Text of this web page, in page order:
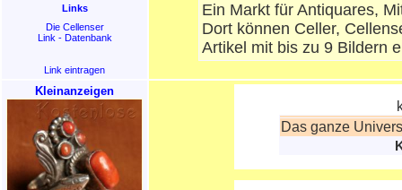
Links
Die Cellenser
Link - Datenbank
Link eintragen
Ein Markt für Antiquares,
Dort können Celler,
Artikel mit bis zu 9 Bildern
Kleinanzeigen
Das ganze